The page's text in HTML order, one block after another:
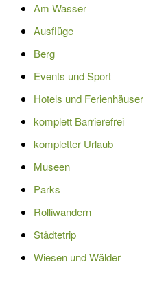
Am Wasser
Ausflüge
Berg
Events und Sport
Hotels und Ferienhäuser
komplett Barrierefrei
kompletter Urlaub
Museen
Parks
Rolliwandern
Städtetrip
Wiesen und Wälder